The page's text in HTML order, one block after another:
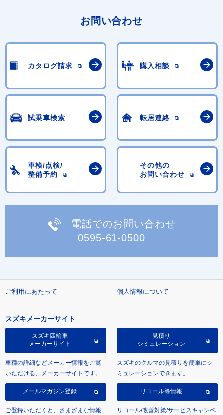
お問い合わせ
カタログ請求 購入相談
試乗車検索 転居連絡
車検/点検/
整備予約
その他の
お問い合わせ
電話でのお問い合わせ
0595-61-0500
ご利用にあたって 個人情報について
スズキメーカーサイト
スズキ四輪車
メーカーサイト
車種の詳細などメーカー情報をご覧
いただける、メーカーサイトです。
見積り
シミュレーション
スズキのクルマの見積りを簡単にシ
ミュレーションできます。
メールマガジン登録
ご登録いただくと、さまざまな情報
リコール等情報
リコール/改善対策/サービスキャンペ